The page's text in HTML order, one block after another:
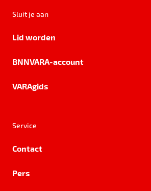
Sluit je aan
Lid worden
BNNVARA-account
VARAgids
Service
Contact
Pers